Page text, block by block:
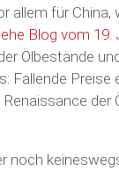
allem für China,
Blog vom 19.
Ölbestände
Fallende Preise
der
noch